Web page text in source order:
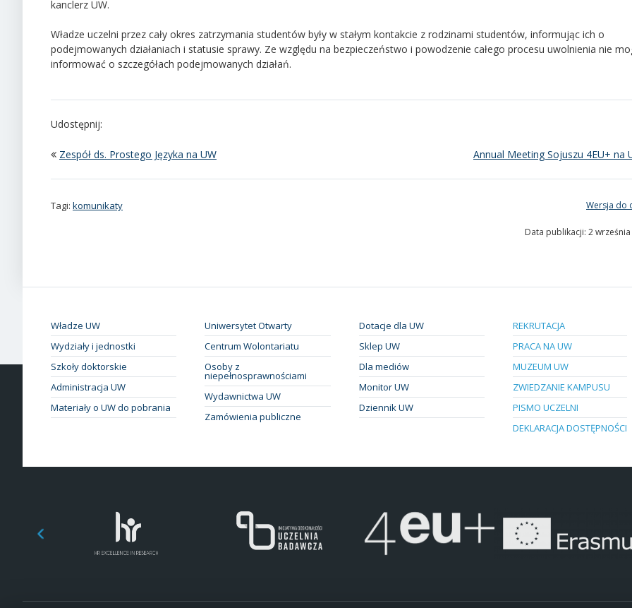
kanclerz UW.
Władze uczelni przez cały okres zatrzymania studentów były w stałym kontakcie z rodzinami studentów, informując ich o
podejmowanych działaniach i statusie sprawy. Ze względu na bezpieczeństwo i powodzenie całego procesu uwolnienia nie
informować o szczegółach podejmowanych działań.
Udostępnij:
Zespół ds. Prostego Języka na UW Annual Meeting Sojuszu 4EU+ na
Tagi: komunikaty Wersja do
Data publikacji: 2
Władze UW
Wydziały i jednostki
Szkoły doktorskie
Administracja UW
Materiały o UW do pobrania
Uniwersytet Otwarty
Centrum Wolontariatu
Osoby z
niepełnosprawnościami
Wydawnictwa UW
Zamówienia publiczne
Dotacje dla UW
Sklep UW
Dla mediów
Monitor UW
Dziennik UW
REKRUTACJA
PRACA NA UW
MUZEUM UW
ZWIEDZANIE KAMPUSU
PISMO UCZELNI
DEKLARACJA DOSTĘPNOŚCI